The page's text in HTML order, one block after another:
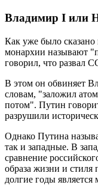
Владимир I или
Как уже было
монархии называют
говорил, что развал
В этом он обвиняет
словам, "заложил
потом". Путин
разрушили
Однако Путина
так и западные. В
сравнение
образа жизни и
долгие годы является